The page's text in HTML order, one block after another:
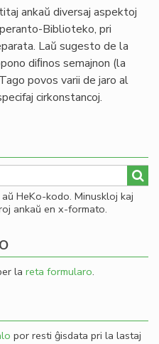
ankaŭ diversaj aspektoj
Biblioteko, pri
Laŭ sugesto de la
diﬁnos semajnon (la
povos varii de jaro al
cirkonstancoj.
HeKo-kodo. Minuskloj kaj
ankaŭ en x-formato.
la reta formularo.
por resti ĝisdata pri la lastaj